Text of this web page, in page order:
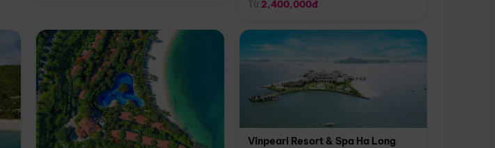
Từ 2,400,000đ
Vinpearl Resort & Spa Ha Long